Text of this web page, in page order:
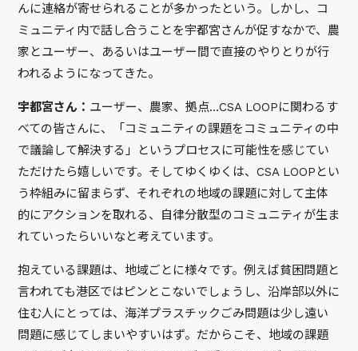
んに連絡が寄せられることが多かったという。しかし、コ
ミュニティ内で話し合うことを宇都宮さんが促すなかで、農
家とユーザー、あるいはユーザー間で直接のやりとりが行
われるようになってきた。
宇都宮さん： ユーザー、農家、拠点…CSA LOOPに関わるす
べての皆さんに、「コミュニティの課題をコミュニティの中
で議論して解決する」というプロセスに可能性を感じてい
ただけたら嬉しいです。そしてゆくゆくは、CSA LOOPとい
う枠組みに留まらず、それぞれの地域の課題に対して主体
的にアクションを取れる、自律分散型のコミュニティが生ま
れていったらいいなと考えています。
抱えている課題は、地域ごとに様々です。例えば貧困問題と
言われても港区ではピンとこないでしょうし、沿岸部以外に
住む人にとっては、海洋プラスチックごみ問題は少し遠い
問題に感じてしまいやすいはず。だからこそ、地域の課題